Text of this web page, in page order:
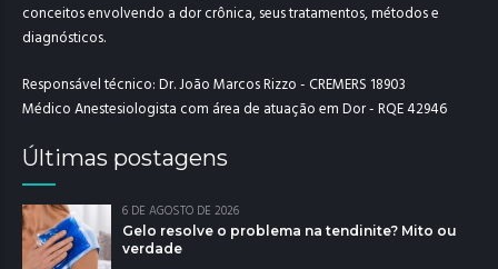
conceitos envolvendo a dor crônica, seus tratamentos, métodos e
diagnósticos.
Responsável técnico: Dr. João Marcos Rizzo - CREMERS 18903
Médico Anestesiologista com área de atuação em Dor - RQE 42946
Últimas postagens
6 DE AGOSTO DE 2026
Gelo resolve o problema na tendinite? Mito ou
verdade